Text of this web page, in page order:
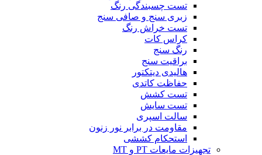
تست چسبندگی رنگ
زبری سنج و صافی سنج
تست خراش رنگ
کراس کات
رنگ سنج
براقیت سنج
هالیدی دیتکتور
حفاظت کاتدی
تست کشش
تست سایش
سالت اسپری
مقاومت در برابر نور زنون
استحکام کششی
تجهیزات مایعات PT و MT